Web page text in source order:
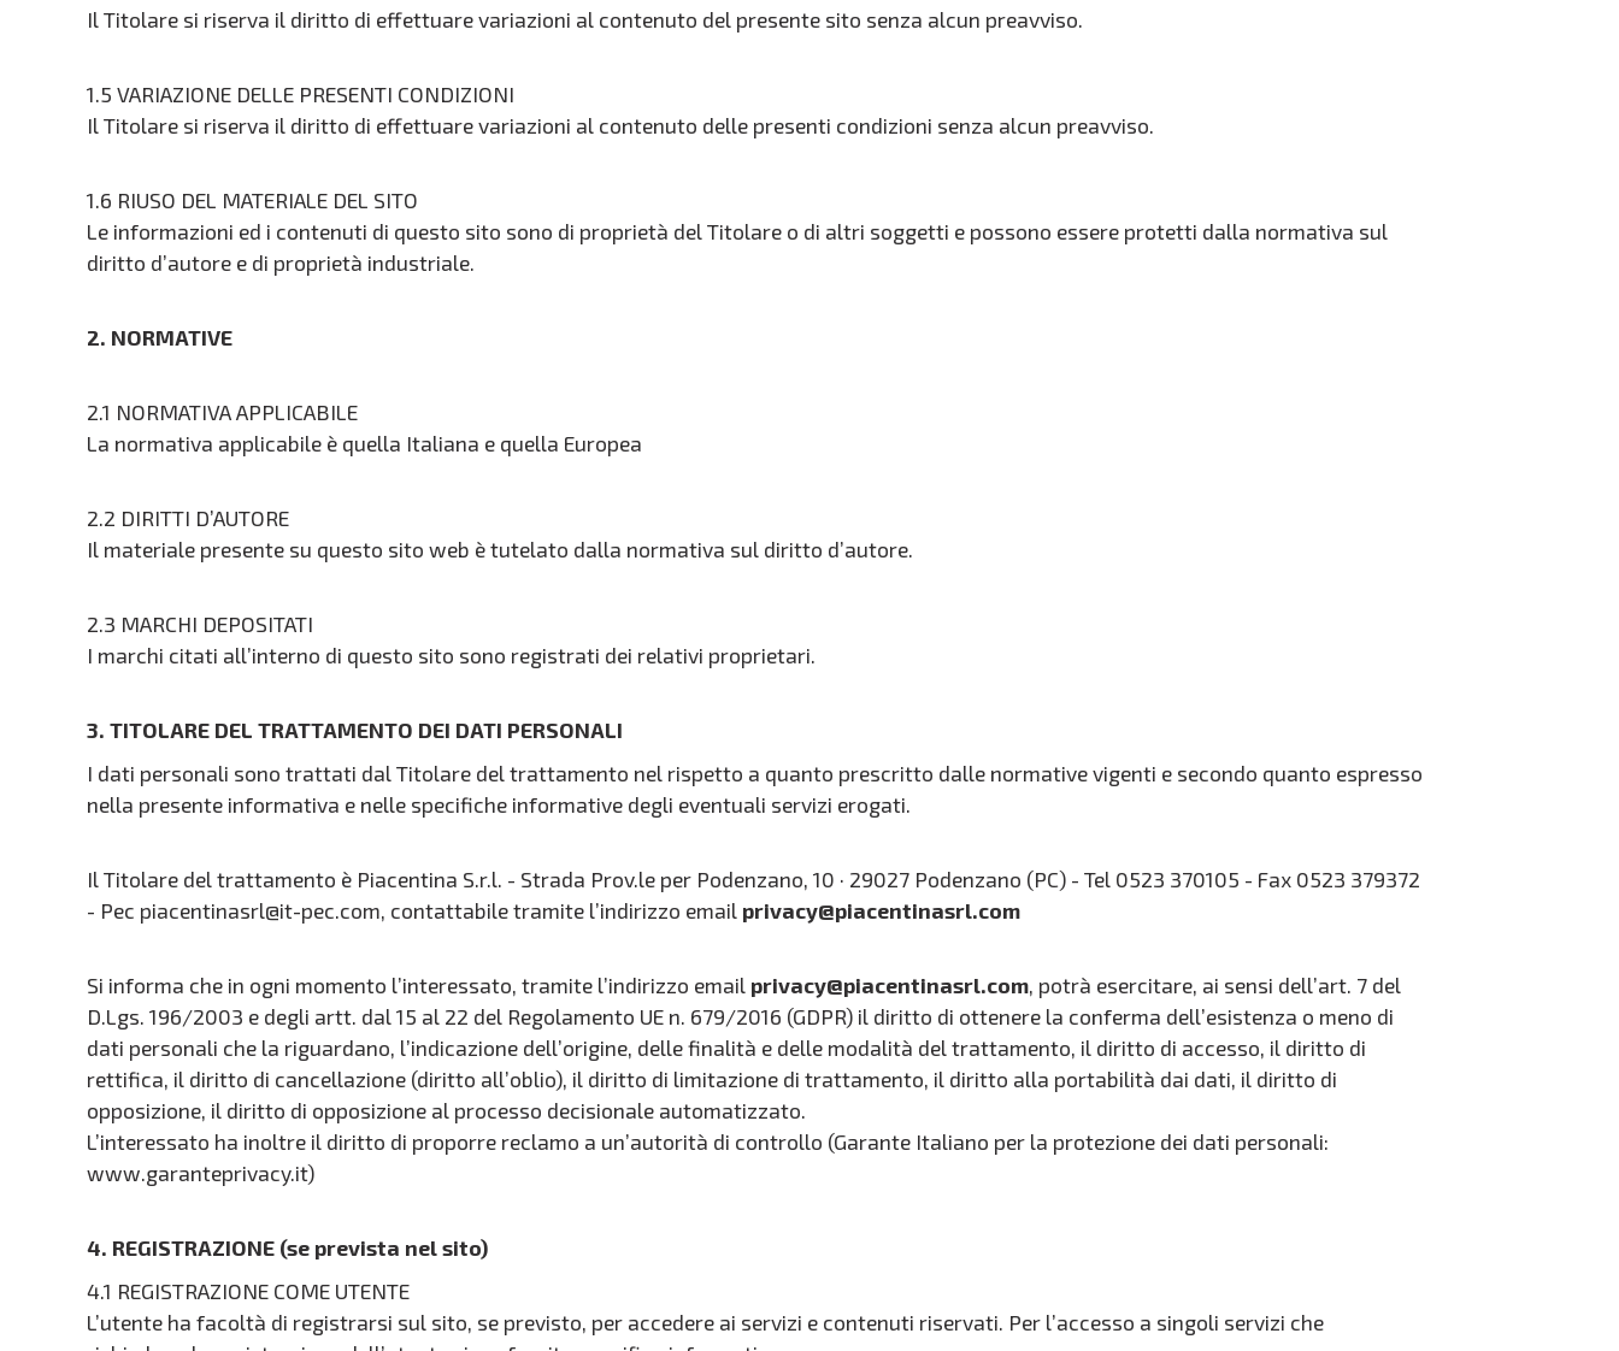
Il Titolare si riserva il diritto di effettuare variazioni al contenuto del presente sito senza alcun preavviso.
1.5 VARIAZIONE DELLE PRESENTI CONDIZIONI
Il Titolare si riserva il diritto di effettuare variazioni al contenuto delle presenti condizioni senza alcun preavviso.
1.6 RIUSO DEL MATERIALE DEL SITO
Le informazioni ed i contenuti di questo sito sono di proprietà del Titolare o di altri soggetti e possono essere protetti dalla normativa sul
diritto d’autore e di proprietà industriale.
2. NORMATIVE
2.1 NORMATIVA APPLICABILE
La normativa applicabile è quella Italiana e quella Europea
2.2 DIRITTI D’AUTORE
Il materiale presente su questo sito web è tutelato dalla normativa sul diritto d’autore.
2.3 MARCHI DEPOSITATI
I marchi citati all’interno di questo sito sono registrati dei relativi proprietari.
3. TITOLARE DEL TRATTAMENTO DEI DATI PERSONALI
I dati personali sono trattati dal Titolare del trattamento nel rispetto a quanto prescritto dalle normative vigenti e secondo quanto espresso
nella presente informativa e nelle specifiche informative degli eventuali servizi erogati.
Il Titolare del trattamento è Piacentina S.r.l. - Strada Prov.le per Podenzano, 10 · 29027 Podenzano (PC) - Tel 0523 370105 - Fax 0523 379372
- Pec piacentinasrl@it-pec.com, contattabile tramite l’indirizzo email privacy@piacentinasrl.com
Si informa che in ogni momento l’interessato, tramite l’indirizzo email privacy@piacentinasrl.com, potrà esercitare, ai sensi dell’art. 7 del
D.Lgs. 196/2003 e degli artt. dal 15 al 22 del Regolamento UE n. 679/2016 (GDPR) il diritto di ottenere la conferma dell’esistenza o meno di
dati personali che la riguardano, l’indicazione dell’origine, delle finalità e delle modalità del trattamento, il diritto di accesso, il diritto di
rettifica, il diritto di cancellazione (diritto all’oblio), il diritto di limitazione di trattamento, il diritto alla portabilità dai dati, il diritto di
opposizione, il diritto di opposizione al processo decisionale automatizzato.
L’interessato ha inoltre il diritto di proporre reclamo a un’autorità di controllo (Garante Italiano per la protezione dei dati personali:
www.garanteprivacy.it)
4. REGISTRAZIONE (se prevista nel sito)
4.1 REGISTRAZIONE COME UTENTE
L’utente ha facoltà di registrarsi sul sito, se previsto, per accedere ai servizi e contenuti riservati. Per l’accesso a singoli servizi che